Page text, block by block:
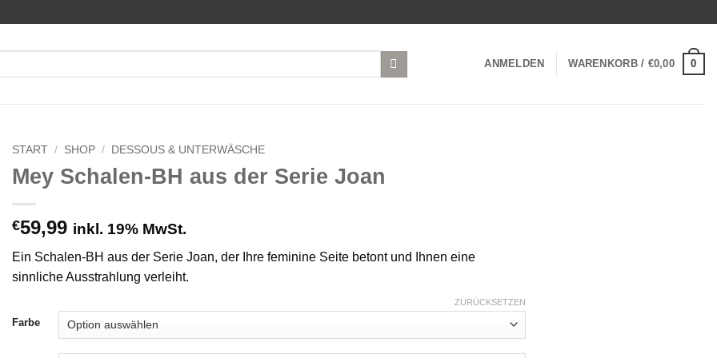
ANMELDEN WARENKORB / €0,00 0
START / SHOP / DESSOUS & UNTERWÄSCHE
Mey Schalen-BH aus der Serie Joan
€59,99 inkl. 19% MwSt.
Ein Schalen-BH aus der Serie Joan, der Ihre feminine Seite betont und Ihnen eine
sinnliche Ausstrahlung verleiht.
Farbe
ZURÜCKSETZEN